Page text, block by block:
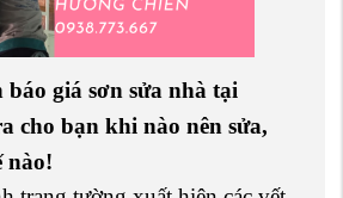
giá sơn sửa nhà tại
cho bạn khi nào nên sửa,
nào!